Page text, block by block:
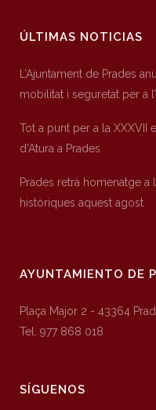
ÚLTIMAS NOTICIAS
L’Ajuntament de Prades
mobilitat i seguretat per a
Tot a punt per a la
d’Atura a Prades
Prades retrà homenatge
històriques aquest agost
AYUNTAMIENTO DE
Plaça Major 2 - 43364
Tel. 977 868 018
SÍGUENOS